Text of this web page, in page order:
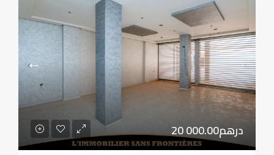
20 000.00درهم